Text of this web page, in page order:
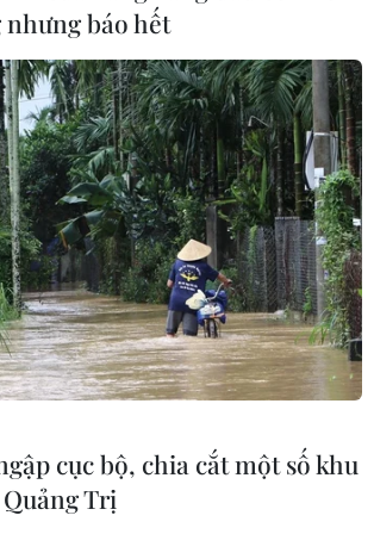
TẤN XÃ VIỆT NAM
TIẾN DUẨN
NGUYỄN THỊ TÁM, KHÚC THANH
Quy định sử dụng
Hỗ trợ
TTXVN
Quảng cáo
BTTTT do Bộ Thông tin và Truyền thông
nhưng báo hết
cục bộ, chia cắt một số khu
Trị